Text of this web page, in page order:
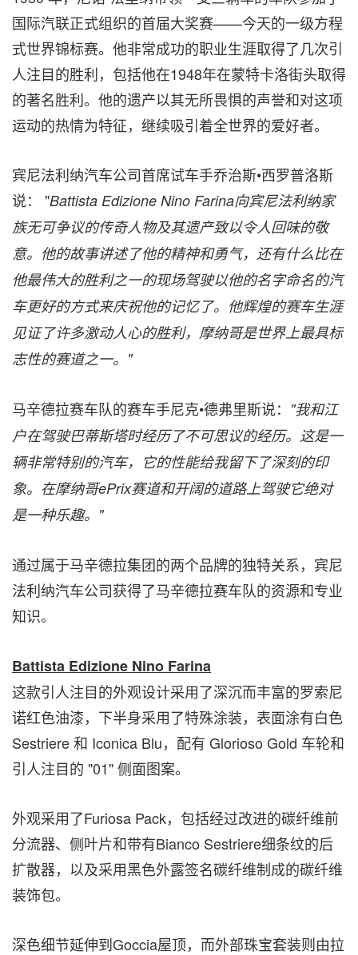
国际汽联正式组织的首届大奖赛——今天的一级方程
式世界锦标赛。他非常成功的职业生涯取得了几次引
人注目的胜利，包括他在1948年在蒙特卡洛街头取得
的著名胜利。他的遗产以其无所畏惧的声誉和对这项
运动的热情为特征，继续吸引着全世界的爱好者。
宾尼法利纳汽车公司首席试车手乔治斯•西罗普洛斯
说： "Battista Edizione Nino Farina向宾尼法利纳家
族无可争议的传奇人物及其遗产致以令人回味的敬
意。他的故事讲述了他的精神和勇气，还有什么比在
他最伟大的胜利之一的现场驾驶以他的名字命名的汽
车更好的方式来庆祝他的记忆了。他辉煌的赛车生涯
见证了许多激动人心的胜利，摩纳哥是世界上最具标
志性的赛道之一。"
马辛德拉赛车队的赛车手尼克•德弗里斯说： "我和江
户在驾驶巴蒂斯塔时经历了不可思议的经历。这是一
辆非常特别的汽车，它的性能给我留下了深刻的印
象。在摩纳哥ePrix赛道和开阔的道路上驾驶它绝对
是一种乐趣。"
通过属于马辛德拉集团的两个品牌的独特关系，宾尼
法利纳汽车公司获得了马辛德拉赛车队的资源和专业
知识。
Battista Edizione Nino Farina
这款引人注目的外观设计采用了深沉而丰富的罗索尼
诺红色油漆，下半身采用了特殊涂装，表面涂有白色
Sestriere 和 Iconica Blu，配有 Glorioso Gold 车轮和
引人注目的 "01" 侧面图案。
外观采用了Furiosa Pack，包括经过改进的碳纤维前
分流器、侧叶片和带有Bianco Sestriere细条纹的后
扩散器，以及采用黑色外露签名碳纤维制成的碳纤维
装饰包。
深色细节延伸到Goccia屋顶，而外部珠宝套装则由拉